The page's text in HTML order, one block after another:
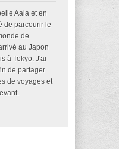
Aala et en
de parcourir le
de
au Japon
à Tokyo. J'ai
de partager
de voyages et